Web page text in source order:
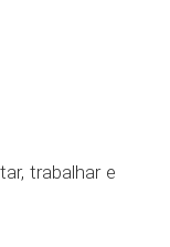
trabalhar e